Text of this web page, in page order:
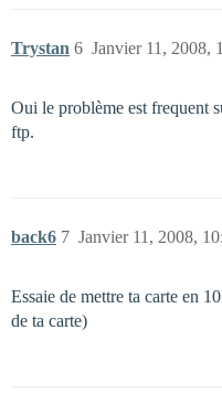
Trystan Janvier 11, 2008,
6
Oui le problème est frequent
ftp.
back6 Janvier 11, 2008,
7
Essaie de mettre ta carte en
de ta carte)